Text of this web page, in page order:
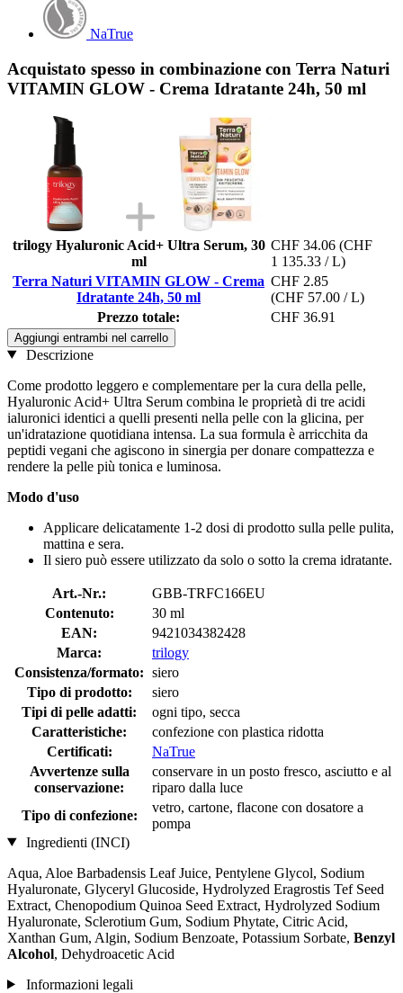
NaTrue
Acquistato spesso in combinazione con Terra Naturi
VITAMIN GLOW - Crema Idratante 24h, 50 ml
trilogy Hyaluronic Acid+ Ultra Serum, 30
ml
CHF 34.06 (CHF
1 135.33 / L)
Terra Naturi VITAMIN GLOW - Crema
Idratante 24h, 50 ml
CHF 2.85
(CHF 57.00 / L)
Prezzo totale:
CHF 36.91
Aggiungi entrambi nel carrello
Descrizione
Come prodotto leggero e complementare per la cura della pelle,
Hyaluronic Acid+ Ultra Serum combina le proprietà di tre acidi
ialuronici identici a quelli presenti nella pelle con la glicina, per
un'idratazione quotidiana intensa. La sua formula è arricchita da
peptidi vegani che agiscono in sinergia per donare compattezza e
rendere la pelle più tonica e luminosa.
Modo d'uso
Applicare delicatamente 1-2 dosi di prodotto sulla pelle pulita,
mattina e sera.
Il siero può essere utilizzato da solo o sotto la crema idratante.
Art.-Nr.:
GBB-TRFC166EU
Contenuto:
30 ml
EAN:
9421034382428
Marca:
trilogy
Consistenza/formato: siero
Tipo di prodotto:
siero
Tipi di pelle adatti:
ogni tipo, secca
Caratteristiche:
confezione con plastica ridotta
Certificati:
NaTrue
Avvertenze sulla
conservazione:
conservare in un posto fresco, asciutto e al
riparo dalla luce
Tipo di confezione:
vetro, cartone, flacone con dosatore a
pompa
Ingredienti (INCI)
Aqua, Aloe Barbadensis Leaf Juice, Pentylene Glycol, Sodium
Hyaluronate, Glyceryl Glucoside, Hydrolyzed Eragrostis Tef Seed
Extract, Chenopodium Quinoa Seed Extract, Hydrolyzed Sodium
Hyaluronate, Sclerotium Gum, Sodium Phytate, Citric Acid,
Xanthan Gum, Algin, Sodium Benzoate, Potassium Sorbate, Benzyl
Alcohol, Dehydroacetic Acid
Informazioni legali